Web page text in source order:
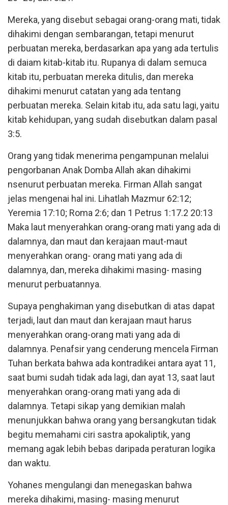
Mereka, yang disebut sebagai orang-orang mati, tidak
dihakimi dengan sembarangan, tetapi menurut
perbuatan mereka, berdasarkan apa yang ada tertulis
di daiam kitab-kitab itu. Rupanya di dalam semuca
kitab itu, perbuatan mereka ditulis, dan mereka
dihakimi menurut catatan yang ada tentang
perbuatan mereka. Selain kitab itu, ada satu lagi, yaitu
kitab kehidupan, yang sudah disebutkan dalam pasal
3:5.
Orang yang tidak menerima pengampunan melalui
pengorbanan Anak Domba Allah akan dihakimi
nsenurut perbuatan mereka. Firman Allah sangat
jelas mengenai hal ini. Lihatlah Mazmur 62:12;
Yeremia 17:10; Roma 2:6; dan 1 Petrus 1:17.2 20:13
Maka laut menyerahkan orang-orang mati yang ada di
dalamnya, dan maut dan kerajaan maut-maut
menyerahkan orang- orang mati yang ada di
dalamnya, dan, mereka dihakimi masing- masing
menurut perbuatannya.
Supaya penghakiman yang disebutkan di atas dapat
terjadi, laut dan maut dan kerajaan maut harus
menyerahkan orang-orang mati yang ada di
dalamnya. Penafsir yang cenderung mencela Firman
Tuhan berkata bahwa ada kontradikei antara ayat 11,
saat bumi sudah tidak ada lagi, dan ayat 13, saat laut
menyerahkan orang-orang mati yang ada di
dalamnya. Tetapi sikap yang demikian malah
menunjukkan bahwa orang yang bersangkutan tidak
begitu memahami ciri sastra apokaliptik, yang
memang agak lebih bebas daripada peraturan logika
dan waktu.
Yohanes mengulangi dan menegaskan bahwa
mereka dihakimi, masing- masing menurut